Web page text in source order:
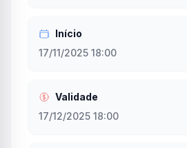
Início
17/11/2025 18:00
Validade
17/12/2025 18:00